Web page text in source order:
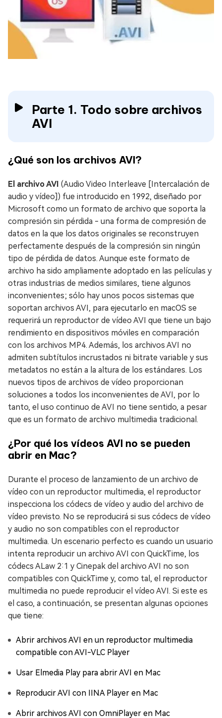
Parte 1. Todo sobre archivos
AVI
¿Qué son los archivos AVI?
El archivo AVI (Audio Video Interleave [Intercalación de
audio y vídeo]) fue introducido en 1992, diseñado por
Microsoft como un formato de archivo que soporta la
compresión sin pérdida - una forma de compresión de
datos en la que los datos originales se reconstruyen
perfectamente después de la compresión sin ningún
tipo de pérdida de datos. Aunque este formato de
archivo ha sido ampliamente adoptado en las películas y
otras industrias de medios similares, tiene algunos
inconvenientes; sólo hay unos pocos sistemas que
soportan archivos AVI, para ejecutarlo en macOS se
requerirá un reproductor de vídeo AVI que tiene un bajo
rendimiento en dispositivos móviles en comparación
con los archivos MP4. Además, los archivos AVI no
admiten subtítulos incrustados ni bitrate variable y sus
metadatos no están a la altura de los estándares. Los
nuevos tipos de archivos de vídeo proporcionan
soluciones a todos los inconvenientes de AVI, por lo
tanto, el uso continuo de AVI no tiene sentido, a pesar
que es un formato de archivo multimedia tradicional.
¿Por qué los vídeos AVI no se pueden
abrir en Mac?
Durante el proceso de lanzamiento de un archivo de
vídeo con un reproductor multimedia, el reproductor
inspecciona los códecs de vídeo y audio del archivo de
vídeo previsto. No se reproducirá si sus códecs de vídeo
y audio no son compatibles con el reproductor
multimedia. Un escenario perfecto es cuando un usuario
intenta reproducir un archivo AVI con QuickTime, los
códecs ALaw 2:1 y Cinepak del archivo AVI no son
compatibles con QuickTime y, como tal, el reproductor
multimedia no puede reproducir el vídeo AVI. Si este es
el caso, a continuación, se presentan algunas opciones
que tiene:
Abrir archivos AVI en un reproductor multimedia
compatible con AVI-VLC Player
Usar Elmedia Play para abrir AVI en Mac
Reproducir AVI con IINA Player en Mac
Abrir archivos AVI con OmniPlayer en Mac